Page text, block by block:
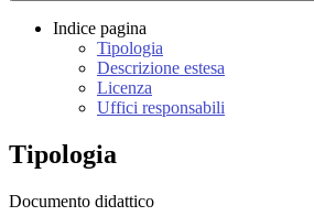
Indice pagina
Tipologia
Descrizione estesa
Licenza
Uffici responsabili
Tipologia
Documento didattico